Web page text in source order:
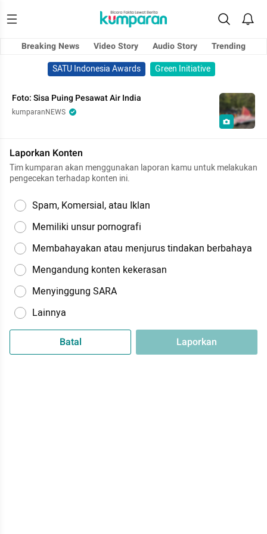
Breaking News Video Story Audio Story
Trending
SATU Indonesia Awards
Green Initiative
Foto: Sisa Puing Pesawat Air India
kumparanNEWS
Laporkan Konten
Tim kumparan akan menggunakan laporan kamu untuk melakukan
pengecekan terhadap konten ini.
Spam, Komersial, atau Iklan
Memiliki unsur pornografi
Membahayakan atau menjurus tindakan berbahaya
Mengandung konten kekerasan
Menyinggung SARA
Lainnya
Batal Laporkan